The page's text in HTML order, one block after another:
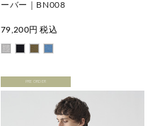
ーバー｜BN008
79,200円 税込
PRE ORDER